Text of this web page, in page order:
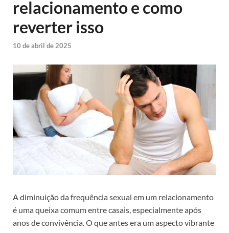
relacionamento e como
reverter isso
10 de abril de 2025
A diminuição da frequência sexual em um relacionamento
é uma queixa comum entre casais, especialmente após
anos de convivência. O que antes era um aspecto vibrante